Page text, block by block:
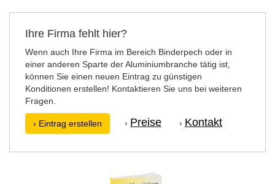
Ihre Firma fehlt hier?
Wenn auch Ihre Firma im Bereich Binderpech oder in
einer anderen Sparte der Aluminiumbranche tätig ist,
können Sie einen neuen Eintrag zu günstigen
Konditionen erstellen! Kontaktieren Sie uns bei weiteren
Fragen.
› Eintrag erstellen › Preise › Kontakt